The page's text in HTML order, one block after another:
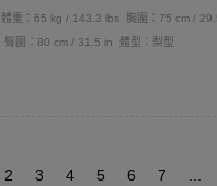
體重：65 kg / 143.3 lbs
胸圍：75 cm /
臀圍：80 cm / 31.5 in
體型：梨型
2 3 4 5 6 7